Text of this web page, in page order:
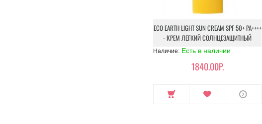
ECO EARTH LIGHT SUN CREAM SPF 50+ PA++++
- КРЕМ ЛЕГКИЙ СОЛНЦЕЗАЩИТНЫЙ
Наличие: Есть в наличии
1840.00Р.